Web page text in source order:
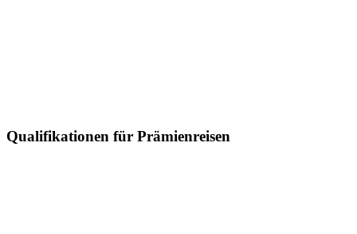
Qualifikationen für Prämienreisen